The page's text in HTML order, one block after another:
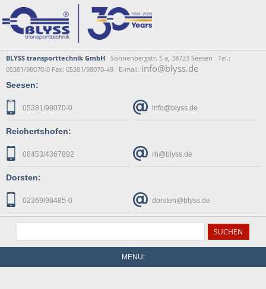
BLYSS transporttechnik GmbH Sonnenbergstr. 5 a, 38723 Seesen Tel.:
05381/98070-0 Fax: 05381/98070-49 E-mail: info@blyss.de
Seesen:
05381/98070-0 info@blyss.de
Reichertshofen:
08453/4367892 rh@blyss.de
Dorsten:
02369/98485-0 dorsten@blyss.de
MENU: